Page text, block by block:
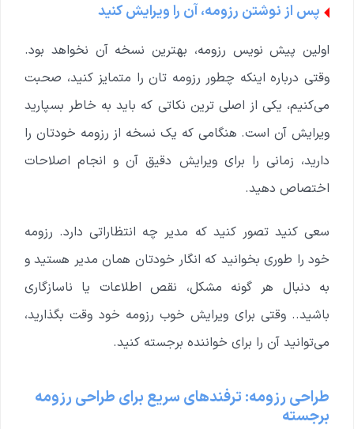
پس از نوشتن رزومه، آن را ویرایش کنید
اولین پیش نویس رزومه، بهترین نسخه آن نخواهد بود.
وقتی درباره اینکه چطور رزومه تان را متمایز کنید، صحبت
می‌کنیم، یکی از اصلی ترین نکاتی که باید به خاطر بسپارید
ویرایش آن است. هنگامی که یک نسخه از رزومه خودتان را
دارید، زمانی را برای ویرایش دقیق آن و انجام اصلاحات
اختصاص دهید.
سعی کنید تصور کنید که مدیر چه انتظاراتی دارد. رزومه
خود را طوری بخوانید که انگار خودتان همان مدیر هستید و
به دنبال هر گونه مشکل، نقص اطلاعات یا ناسازگاری
باشید.. وقتی برای ویرایش خوب رزومه خود وقت بگذارید،
می‌توانید آن را برای خواننده برجسته کنید.
طراحی رزومه: ترفندهای سریع برای طراحی رزومه
برجسته